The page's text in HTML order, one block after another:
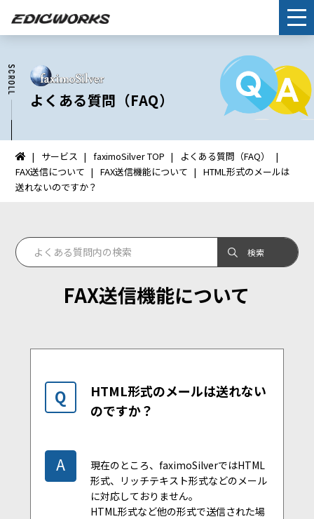
よくある質問（FAQ）
イ
ン
サービス faximoSilver TOP
よくある質問（FAQ）
FAX送信について
FAX送信機能について
HTML形式のメールは
送れないのですか？
FAX送信機能について
Q
HTML形式のメールは送れない
のですか？
A
現在のところ、faximoSilverではHTML
形式、リッチテキスト形式などのメール
に対応しておりません。
HTML形式など他の形式で送信された場